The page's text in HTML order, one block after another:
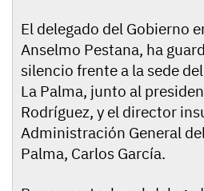
El delegado del Gobierno
Anselmo Pestana, ha
silencio frente a la sede
La Palma, junto al
Rodríguez, y el director
Administración General
Palma, Carlos García.